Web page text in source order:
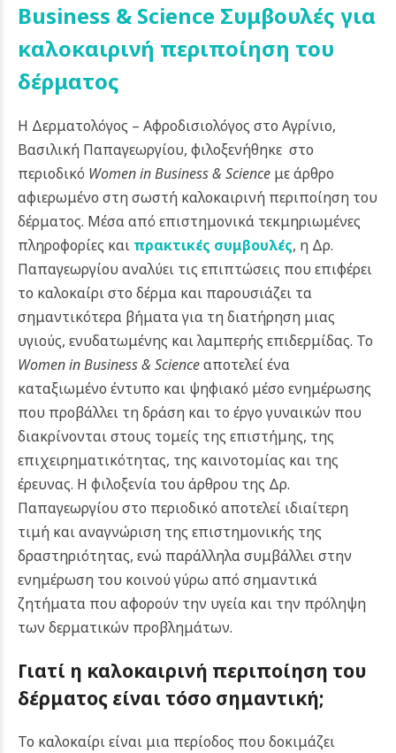
Business & Science Συμβουλές για
καλοκαιρινή περιποίηση του
δέρματος
Η Δερματολόγος – Αφροδισιολόγος στο Αγρίνιο,
Βασιλική Παπαγεωργίου, φιλοξενήθηκε στο
περιοδικό Women in Business & Science με άρθρο
αφιερωμένο στη σωστή καλοκαιρινή περιποίηση του
δέρματος. Μέσα από επιστημονικά τεκμηριωμένες
πληροφορίες και πρακτικές συμβουλές, η Δρ.
Παπαγεωργίου αναλύει τις επιπτώσεις που επιφέρει
το καλοκαίρι στο δέρμα και παρουσιάζει τα
σημαντικότερα βήματα για τη διατήρηση μιας
υγιούς, ενυδατωμένης και λαμπερής επιδερμίδας. Το
Women in Business & Scienceαποτελεί ένα
καταξιωμένο έντυπο και ψηφιακό μέσο ενημέρωσης
που προβάλλει τη δράση και το έργο γυναικών που
διακρίνονται στους τομείς της επιστήμης, της
επιχειρηματικότητας, της καινοτομίας και της
έρευνας. Η φιλοξενία του άρθρου της Δρ.
Παπαγεωργίου στο περιοδικό αποτελεί ιδιαίτερη
τιμή και αναγνώριση της επιστημονικής της
δραστηριότητας, ενώ παράλληλα συμβάλλει στην
ενημέρωση του κοινού γύρω από σημαντικά
ζητήματα που αφορούν την υγεία και την πρόληψη
των δερματικών προβλημάτων.
Γιατί η καλοκαιρινή περιποίηση του
δέρματος είναι τόσο σημαντική;
Το καλοκαίρι είναι μια περίοδος που δοκιμάζει